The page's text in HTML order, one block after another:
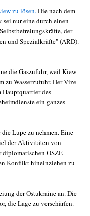
zu lösen. Die nach dem
nur eine durch einen
der
und Spezialkräfte" (ARD).
die Gaszufuhr, weil Kiew
zu Wasserzufuhr. Der Vize-
Hauptquartier des
ein ganzes
Lupe zu nehmen. Eine
der Aktivitäten von
OSZE-
Konflikt hineinziehen zu
der Ostukraine an. Die
die Lage zu verschärfen.